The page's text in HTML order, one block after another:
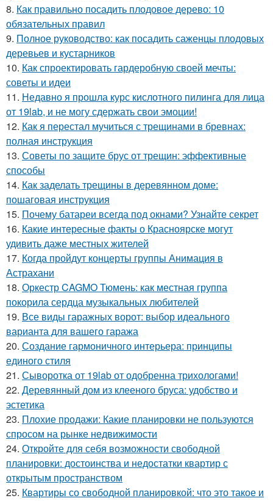
8. Как правильно посадить плодовое дерево: 10
обязательных правил
9. Полное руководство: как посадить саженцы плодовых
деревьев и кустарников
10. Как спроектировать гардеробную своей мечты:
советы и идеи
11. Недавно я прошла курс кислотного пилинга для лица
от 19lab, и не могу сдержать свои эмоции!
12. Как я перестал мучиться с трещинами в бревнах:
полная инструкция
13. Советы по защите брус от трещин: эффективные
способы
14. Как заделать трещины в деревянном доме:
пошаговая инструкция
15. Почему батареи всегда под окнами? Узнайте секрет
16. Какие интересные факты о Красноярске могут
удивить даже местных жителей
17. Когда пройдут концерты группы Анимация в
Астрахани
18. Оркестр CAGMO Тюмень: как местная группа
покорила сердца музыкальных любителей
19. Все виды гаражных ворот: выбор идеального
варианта для вашего гаража
20. Создание гармоничного интерьера: принципы
единого стиля
21. Сыворотка от 19lab от одобренна трихологами!
22. Деревянный дом из клееного бруса: удобство и
эстетика
23. Плохие продажи: Какие планировки не пользуются
спросом на рынке недвижимости
24. Откройте для себя возможности свободной
планировки: достоинства и недостатки квартир с
открытым пространством
25. Квартиры со свободной планировкой: что это такое и